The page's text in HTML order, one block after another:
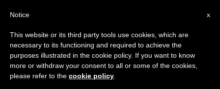
DÍA
Junio 4th, 2024
×
Aviso importante
Del 27 de julio al 7 de agosto haremos la pausa
anual, aprovechando que en el periodo de verano
se generan menos informaciones y también el
x
Notice
This website or its third party tools use cookies, which are
necessary to its functioning and required to achieve the
purposes illustrated in the cookie policy. If you want to know
more or withdraw your consent to all or some of the cookies,
please refer to the cookie policy